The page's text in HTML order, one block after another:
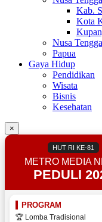
Kab.
Kota
Nusa
Papua
Gaya Hidup
Pendidikan
Wisata
Bisnis
Kesehatan
×
HUT RI KE-81
METRO MEDIA
PEDULI
PROGRAM
🏆 Lomba Tradisional